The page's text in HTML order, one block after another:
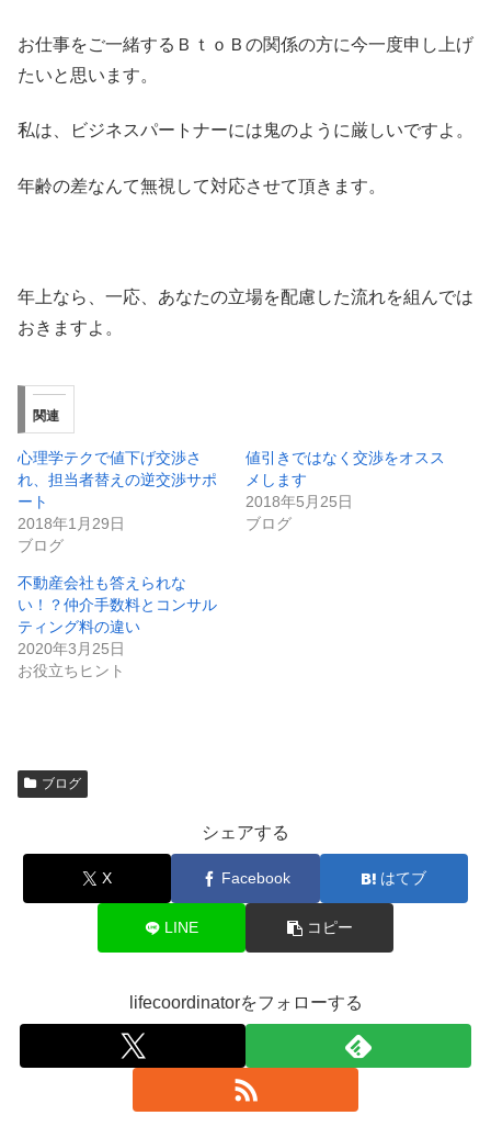
お仕事をご一緒するＢｔｏＢの関係の方に今一度申し上げ
たいと思います。
私は、ビジネスパートナーには鬼のように厳しいですよ。
年齢の差なんて無視して対応させて頂きます。
年上なら、一応、あなたの立場を配慮した流れを組んでは
おきますよ。
関連
心理学テクで値下げ交渉さ
れ、担当者替えの逆交渉サポ
ート
2018年1月29日
ブログ
値引きではなく交渉をオスス
メします
2018年5月25日
ブログ
不動産会社も答えられな
い！？仲介手数料とコンサル
ティング料の違い
2020年3月25日
お役立ちヒント
ブログ
シェアする
X Facebook はてブ
LINE コピー
lifecoordinatorをフォローする